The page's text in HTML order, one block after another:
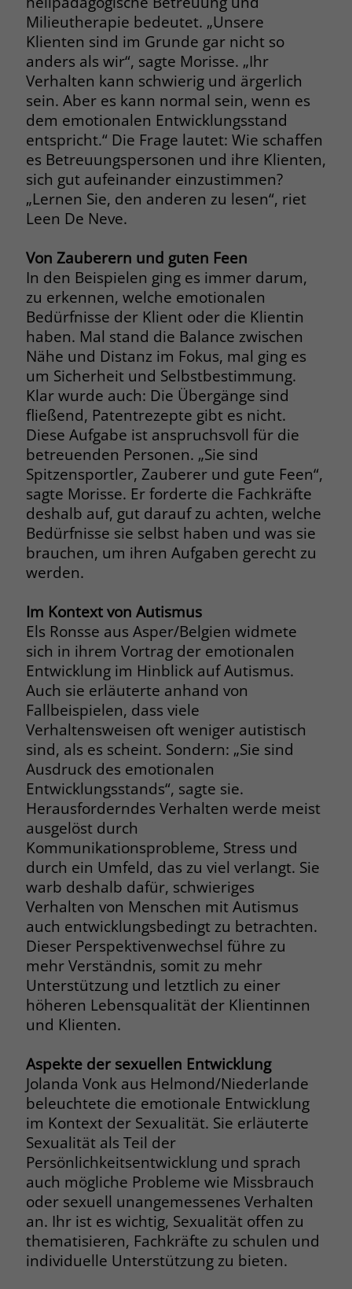
Milieutherapie bedeutet. „Unsere
Klienten sind im Grunde gar nicht so
anders als wir“, sagte Morisse. „Ihr
Verhalten kann schwierig und ärgerlich
sein. Aber es kann normal sein, wenn es
dem emotionalen Entwicklungsstand
entspricht.“ Die Frage lautet: Wie schaffen
es Betreuungspersonen und ihre Klienten,
sich gut aufeinander einzustimmen?
„Lernen Sie, den anderen zu lesen“, riet
Leen De Neve.
Von Zauberern und guten Feen
In den Beispielen ging es immer darum,
zu erkennen, welche emotionalen
Bedürfnisse der Klient oder die Klientin
haben. Mal stand die Balance zwischen
Nähe und Distanz im Fokus, mal ging es
um Sicherheit und Selbstbestimmung.
Klar wurde auch: Die Übergänge sind
fließend, Patentrezepte gibt es nicht.
Diese Aufgabe ist anspruchsvoll für die
betreuenden Personen. „Sie sind
Spitzensportler, Zauberer und gute Feen“,
sagte Morisse. Er forderte die Fachkräfte
deshalb auf, gut darauf zu achten, welche
Bedürfnisse sie selbst haben und was sie
brauchen, um ihren Aufgaben gerecht zu
werden.
Im Kontext von Autismus
Els Ronsse aus Asper/Belgien widmete
sich in ihrem Vortrag der emotionalen
Entwicklung im Hinblick auf Autismus.
Auch sie erläuterte anhand von
Fallbeispielen, dass viele
Verhaltensweisen oft weniger autistisch
sind, als es scheint. Sondern: „Sie sind
Ausdruck des emotionalen
Entwicklungsstands“, sagte sie.
Herausforderndes Verhalten werde meist
ausgelöst durch
Kommunikationsprobleme, Stress und
durch ein Umfeld, das zu viel verlangt. Sie
warb deshalb dafür, schwieriges
Verhalten von Menschen mit Autismus
auch entwicklungsbedingt zu betrachten.
Dieser Perspektivenwechsel führe zu
mehr Verständnis, somit zu mehr
Unterstützung und letztlich zu einer
höheren Lebensqualität der Klientinnen
und Klienten.
Aspekte der sexuellen Entwicklung
Jolanda Vonk aus Helmond/Niederlande
beleuchtete die emotionale Entwicklung
im Kontext der Sexualität. Sie erläuterte
Sexualität als Teil der
Persönlichkeitsentwicklung und sprach
auch mögliche Probleme wie Missbrauch
oder sexuell unangemessenes Verhalten
an. Ihr ist es wichtig, Sexualität offen zu
thematisieren, Fachkräfte zu schulen und
individuelle Unterstützung zu bieten.
zeigen. Das _fbp-Cookie sammelt keine
persönlich identifizierbaren
Informationen und wird von Facebook
nur platziert, um Daten an das
Unternehmen zurückzusenden.